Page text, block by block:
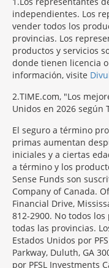
independientes. Los
vender todos los
provincias. Los
productos y servicios
donde tienen licencia
información, visite
2 TIME.com, "Los
Unidos en 2026 según
El seguro a término
primas aumentan
iniciales y a ciertas
a término y los
Sense Funds son
Company of Canada.
Financial Drive,
812-2900. No todos
todas las provincias.
Estados Unidos por
Parkway, Duluth, GA
por PFSL Investments